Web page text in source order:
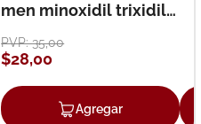
Agregar
men minoxidil trixidil
loción 59 ml
PVP:35,00
$28,00
Agregar